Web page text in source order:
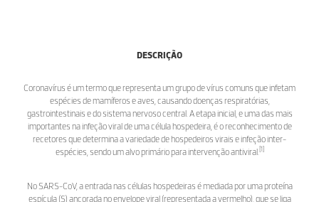
DESCRIÇÃO
Coronavírus é um termo que representa um grupo de vírus comuns que infetam
espécies de mamíferos e aves, causando doenças respiratórias,
gastrointestinais e do sistema nervoso central. A etapa inicial, e uma das mais
importantes na infeção viral de uma célula hospedeira, é o reconhecimento de
recetores que determina a variedade de hospedeiros virais e infeção inter-
espécies, sendo um alvo primário para intervenção antiviral. [1]
No SARS-CoV, a entrada nas células hospedeiras é mediada por uma proteína
espícula (S) ancorada no envelope viral (representada a vermelho), que se liga